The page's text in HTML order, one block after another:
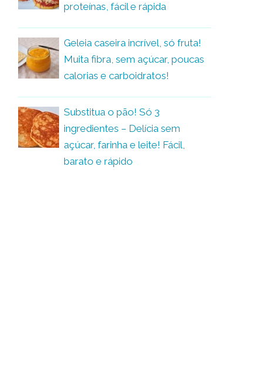
proteínas, fácil e rápida
Geleia caseira incrível, só fruta!
Muita fibra, sem açúcar, poucas
calorias e carboidratos!
Substitua o pão! Só 3
ingredientes – Delícia sem
açúcar, farinha e leite! Fácil,
barato e rápido